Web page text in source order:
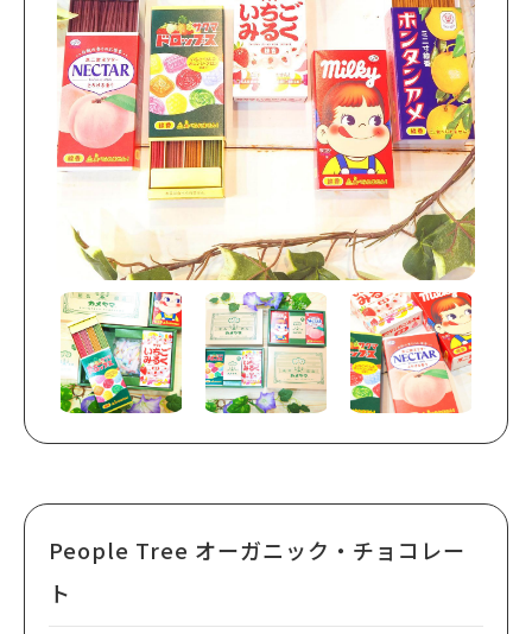
People Tree オーガニック・チョコレー
ト